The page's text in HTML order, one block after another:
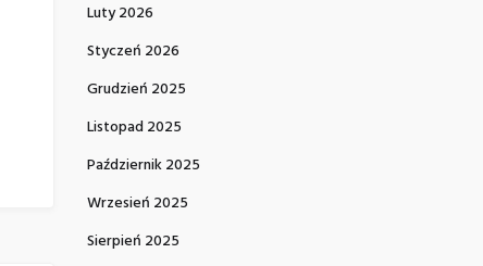
Luty 2026
Styczeń 2026
Grudzień 2025
Listopad 2025
Październik 2025
Wrzesień 2025
Sierpień 2025